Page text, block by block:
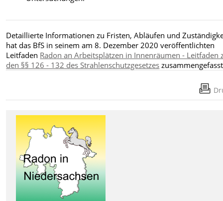
Detaillierte Informationen zu Fristen, Abläufen und
hat das BfS in seinem am 8. Dezember 2020 veröffentlichten
Leitfaden Radon an Arbeitsplätzen in Innenräumen - Leitfaden
den §§ 126 - 132 des Strahlenschutzgesetzes